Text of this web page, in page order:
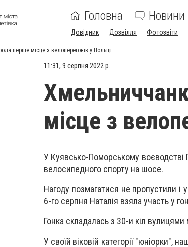
Головна Новини
Довідник Дозвілля Фотозвіти
перше місце з велоперегонів у Польщі
11:31, 9 серпня 2022 р.
місце з
У Куявсько-Поморському воєводстві
велосипедного спорту на шосе.
Нагоду позмагатися не пропустили і
6-го серпня Наталія взяла участь у
Гонка складалась з 30-и кіл вулицями
У своїй віковій категорії "юніорки",